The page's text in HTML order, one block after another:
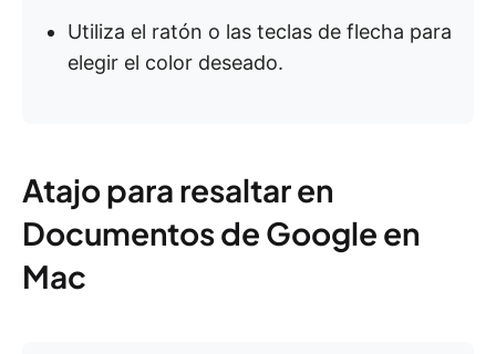
Utiliza el ratón o las teclas de flecha para
elegir el color deseado.
Atajo para resaltar en
Documentos de Google en
Mac